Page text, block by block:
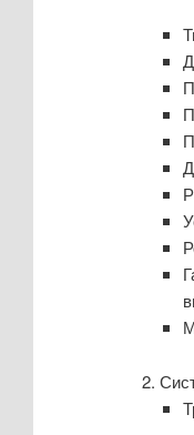
2.